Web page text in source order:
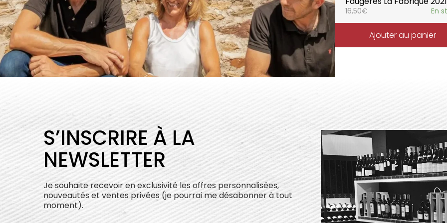
16,50€ En
Ajouter au panier
S’INSCRIRE À LA
NEWSLETTER
Je souhaite recevoir en exclusivité les offres personnalisées,
nouveautés et ventes privées (je pourrai me désabonner à tout
moment).